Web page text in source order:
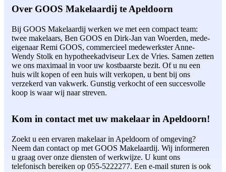
Over GOOS Makelaardij te Apeldoorn
Bij GOOS Makelaardij werken we met een compact team:
twee makelaars, Ben GOOS en Dirk-Jan van Woerden, mede-
eigenaar Remi GOOS, commercieel medewerkster Anne-
Wendy Stolk en hypotheekadviseur Lex de Vries. Samen zetten
we ons maximaal in voor uw kostbaarste bezit. Of u nu een
huis wilt kopen of een huis wilt verkopen, u bent bij ons
verzekerd van vakwerk. Gunstig verkocht of een succesvolle
koop is waar wij naar streven.
Kom in contact met uw makelaar in Apeldoorn!
Zoekt u een ervaren makelaar in Apeldoorn of omgeving?
Neem dan contact op met GOOS Makelaardij. Wij informeren
u graag over onze diensten of werkwijze. U kunt ons
telefonisch bereiken op 055-5222277. Een e-mail sturen is ook